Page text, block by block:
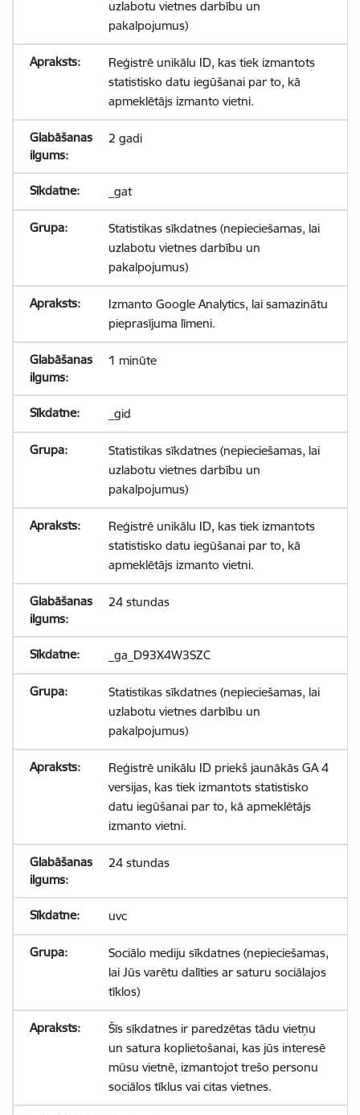
uzlabotu vietnes darbību un
pakalpojumus)
Reģistrē unikālu ID, kas tiek izmantots
statistisko datu iegūšanai par to, kā
apmeklētājs izmanto vietni.
2 gadi
_gat
Statistikas sīkdatnes (nepieciešamas, lai
uzlabotu vietnes darbību un
pakalpojumus)
Izmanto Google Analytics, lai samazinātu
pieprasījuma līmeni.
1 minūte
_gid
Statistikas sīkdatnes (nepieciešamas, lai
uzlabotu vietnes darbību un
pakalpojumus)
Reģistrē unikālu ID, kas tiek izmantots
statistisko datu iegūšanai par to, kā
apmeklētājs izmanto vietni.
24 stundas
_ga_D93X4W3SZC
Statistikas sīkdatnes (nepieciešamas, lai
uzlabotu vietnes darbību un
pakalpojumus)
Reģistrē unikālu ID priekš jaunākās GA 4
versijas, kas tiek izmantots statistisko
datu iegūšanai par to, kā apmeklētājs
izmanto vietni.
24 stundas
uvc
Sociālo mediju sīkdatnes (nepieciešamas,
lai Jūs varētu dalīties ar saturu sociālajos
tīklos)
Šīs sīkdatnes ir paredzētas tādu vietņu
un satura koplietošanai, kas jūs interesē
mūsu vietnē, izmantojot trešo personu
sociālos tīklus vai citas vietnes.